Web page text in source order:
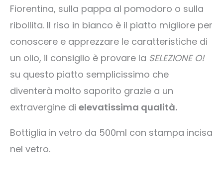
Fiorentina, sulla pappa al pomodoro o sulla
ribollita. Il riso in bianco è il piatto migliore per
conoscere e apprezzare le caratteristiche di
un olio, il consiglio è provare la SELEZIONE O!
su questo piatto semplicissimo che
diventerà molto saporito grazie a un
extravergine di elevatissima qualità.
Bottiglia in vetro da 500ml con stampa incisa
nel vetro.